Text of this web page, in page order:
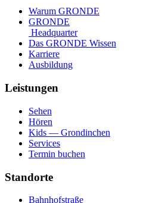
Warum GRONDE
GRONDE
Headquarter
Das GRONDE Wissen
Karriere
Ausbildung
Leistungen
Sehen
Hören
Kids — Grondinchen
Services
Termin buchen
Standorte
Bahnhofstraße